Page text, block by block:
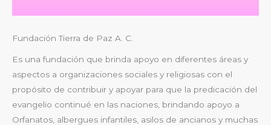
Fundación Tierra de Paz A. C.
Es una fundación que brinda apoyo en diferentes áreas y
aspectos a organizaciones sociales y religiosas con el
propósito de contribuir y apoyar para que la predicación del
evangelio continué en las naciones, brindando apoyo a
Orfanatos, albergues infantiles, asilos de ancianos y muchas